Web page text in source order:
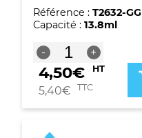
Référence : T2632-GG
Capacité : 13.8ml
-
quantité
de
Cartouche
Premium
G&G
+
4,50€ HT
5,40€ TTC